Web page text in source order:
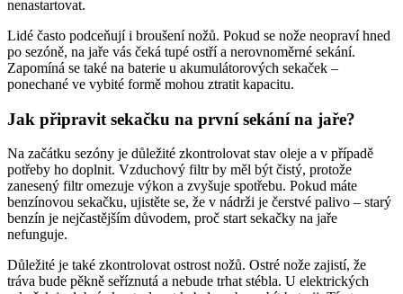
nenastartovat.
Lidé často podceňují i broušení nožů. Pokud se nože neopraví hned
po sezóně, na jaře vás čeká tupé ostří a nerovnoměrné sekání.
Zapomíná se také na baterie u akumulátorových sekaček –
ponechané ve vybité formě mohou ztratit kapacitu.
Jak připravit sekačku na první sekání na jaře?
Na začátku sezóny je důležité zkontrolovat stav oleje a v případě
potřeby ho doplnit. Vzduchový filtr by měl být čistý, protože
zanesený filtr omezuje výkon a zvyšuje spotřebu. Pokud máte
benzínovou sekačku, ujistěte se, že v nádrži je čerstvé palivo – starý
benzín je nejčastějším důvodem, proč start sekačky na jaře
nefunguje.
Důležité je také zkontrolovat ostrost nožů. Ostré nože zajistí, že
tráva bude pěkně seříznutá a nebude trhat stébla. U elektrických